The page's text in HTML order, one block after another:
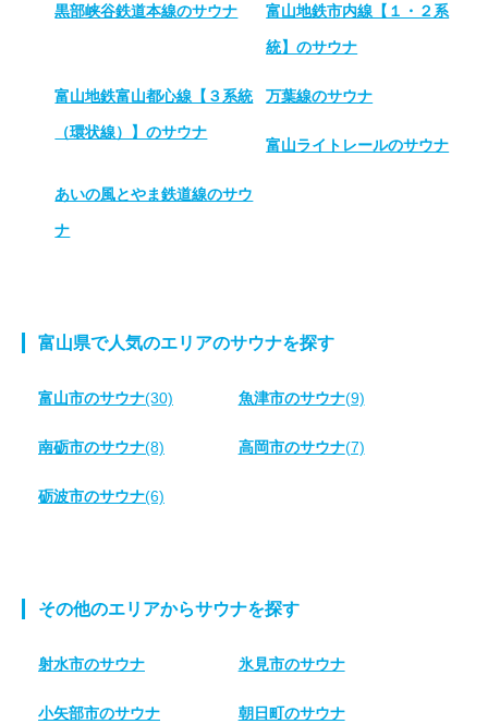
黒部峡谷鉄道本線のサウナ 富山地鉄市内線【１・２系
統】のサウナ
富山地鉄富山都心線【３系統
（環状線）】のサウナ
万葉線のサウナ
富山ライトレールのサウナ
あいの風とやま鉄道線のサウ
ナ
富山県で人気のエリアのサウナを探す
富山市のサウナ(30) 魚津市のサウナ(9)
南砺市のサウナ(8) 高岡市のサウナ(7)
砺波市のサウナ(6)
その他のエリアからサウナを探す
射水市のサウナ 氷見市のサウナ
小矢部市のサウナ 朝日町のサウナ